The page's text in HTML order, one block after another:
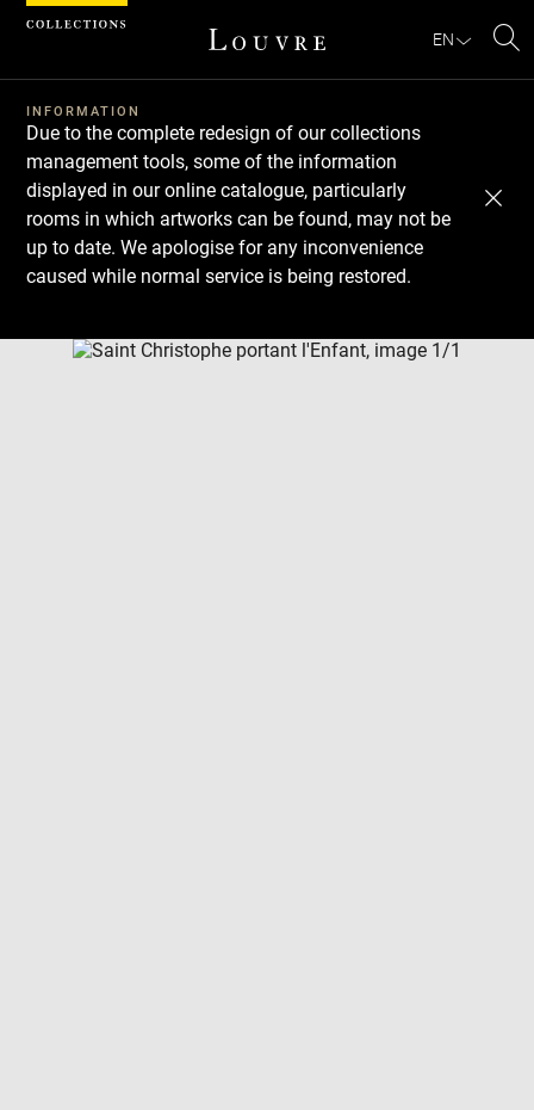
EN
INFORMATION
Due to the complete redesign of our collections
management tools, some of the information
displayed in our online catalogue, particularly
rooms in which artworks can be found, may not be
up to date. We apologise for any inconvenience
caused while normal service is being restored.
Download
Next
Previous
Cookies management panel